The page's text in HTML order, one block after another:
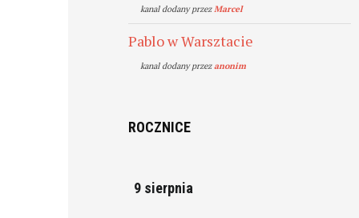
kanal dodany przezMarcel
Pablo w Warsztacie
kanal dodany przezanonim
ROCZNICE
9 sierpnia